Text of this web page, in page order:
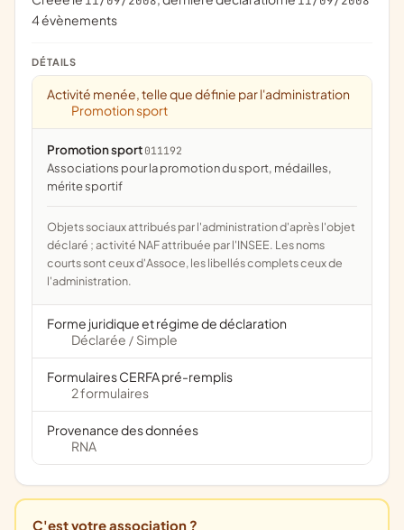
4 évènements
DÉTAILS
Activité menée, telle que définie par l'administration
Promotion sport
Promotion sport 011192
associations pour la promotion du sport, médailles,
mérite sportif
Objets sociaux attribués par l'administration d'après l'objet
déclaré ; activité NAF attribuée par l'INSEE. Les noms
courts sont ceux d'Assoce, les libellés complets ceux de
l'administration.
Forme juridique et régime de déclaration
Déclarée / Simple
Formulaires CERFA pré-remplis
2 formulaires
Provenance des données
RNA
C'est votre association ?